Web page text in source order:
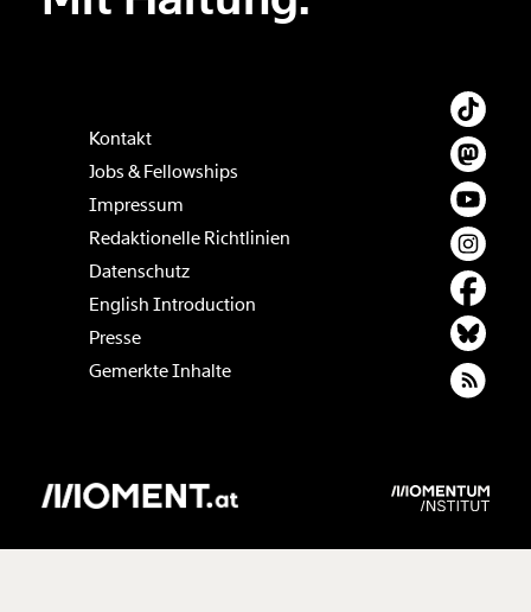
Kontakt
Jobs & Fellowships
Impressum
Redaktionelle Richtlinien
Datenschutz
English Introduction
Presse
Gemerkte Inhalte